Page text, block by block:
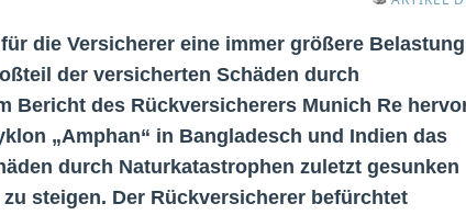
die Versicherer eine immer größere
der versicherten Schäden durch
Bericht des Rückversicherers Munich Re
„Amphan“ in Bangladesch und Indien das
durch Naturkatastrophen zuletzt gesunken
steigen. Der Rückversicherer befürchtet